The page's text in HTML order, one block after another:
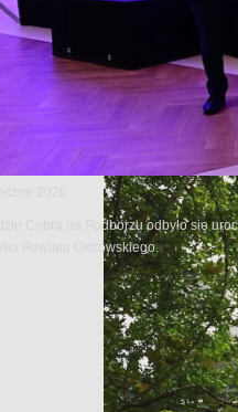
Cobra na Podborzu odbyło się
Powiatu Ostrowskiego.